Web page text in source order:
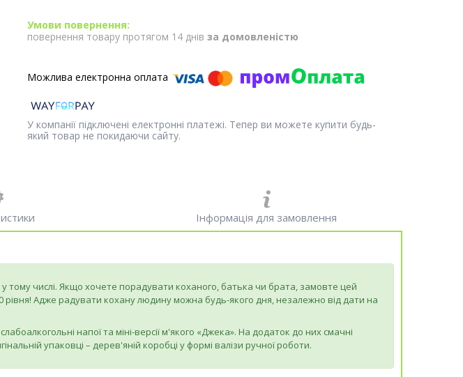
повернення товару протягом 14 днів за домовленістю
У компанії підключені електронні платежі. Тепер ви можете купити будь-
який товар не покидаючи сайту.
Інформація для замовлення
числі. Якщо хочете порадувати коханого, батька чи брата, замовте цей
Адже радувати кохану людину можна будь-якого дня, незалежно від дати на
напої та міні-версії м'якого «Джека». На додаток до них смачні
упаковці – дерев'яній коробці у формі валізи ручної роботи.